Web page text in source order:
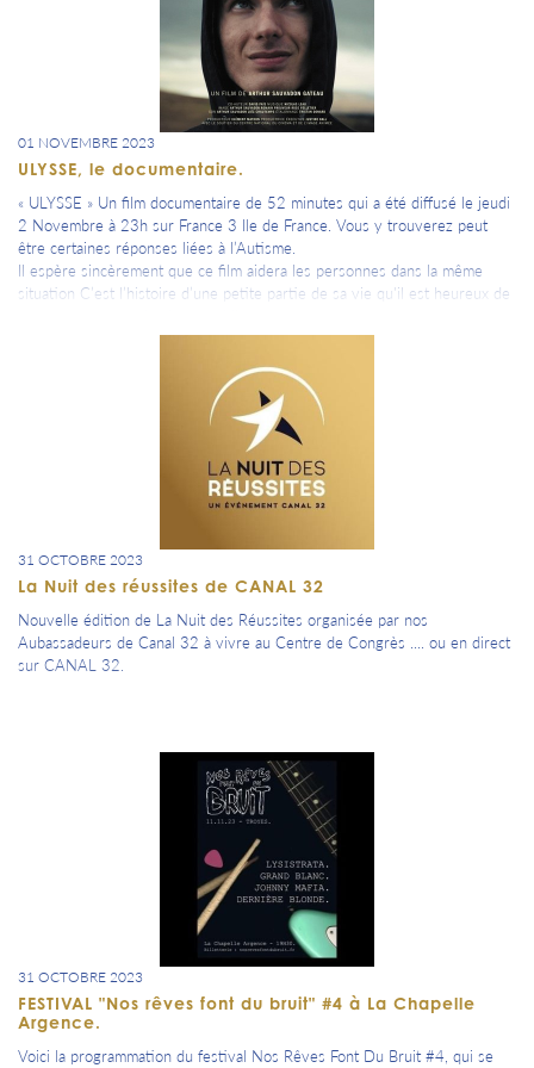
01 NOVEMBRE 2023
ULYSSE, le documentaire.
« ULYSSE » Un film documentaire de 52 minutes qui a été diffusé le jeudi
2 Novembre à 23h sur France 3 Ile de France. Vous y trouverez peut
être certaines réponses liées à l’Autisme.
Il espère sincèrement que ce film aidera les personnes dans la même
situation C’est l’histoire d’une petite partie de sa vie qu'il est heureux de
=> A découvrir ici :https://france3-regions.francetvinfo.fr/paris-ile-de-
france/paris/ulysse-autiste-et-champion-de-nascar-2864975.html?
fbclid=IwAR0dCp0MfpieXRSHGyUgdeqkQpBsHzcqcUys-
mtUMyc3darL4BzlAAd8hSA
ou sur son FB Ulysse Delsaux Racing Driver.
31 OCTOBRE 2023
La Nuit des réussites de CANAL 32
Nouvelle édition de La Nuit des Réussites organisée par nos
Aubassadeurs de Canal 32 à vivre au Centre de Congrès .... ou en direct
sur CANAL 32.
31 OCTOBRE 2023
FESTIVAL "Nos rêves font du bruit" #4 à La Chapelle
Argence.
Voici la programmation du festival Nos Rêves Font Du Bruit #4, qui se